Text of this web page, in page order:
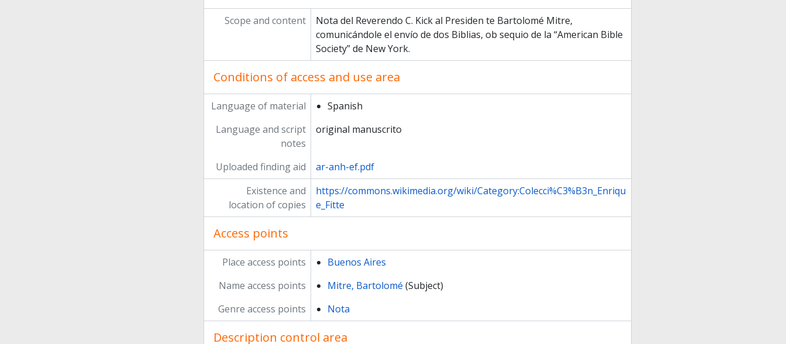
Scope and content
Nota del Reverendo C. Kick al Presiden­ te Bartolomé Mitre,
comunicándole el envío de dos Biblias, ob­ sequio de la “American Bible
Society” de New York.
Conditions of access and use area
Language of material
Spanish
Language and script
notes
original manuscrito
Uploaded finding aid
ar-anh-ef.pdf
Existence and
location of copies
https://commons.wikimedia.org/wiki/Category:Colecci%C3%B3n_Enriqu
e_Fitte
Access points
Place access points
Buenos Aires
Name access points
Mitre, Bartolomé (Subject)
Genre access points
Nota
Description control area